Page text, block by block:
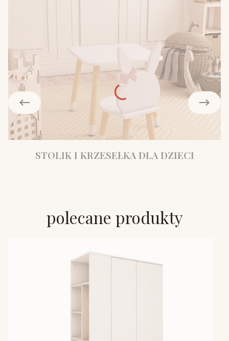
STOLIK I KRZESEŁKA DLA DZIECI
polecane produkty